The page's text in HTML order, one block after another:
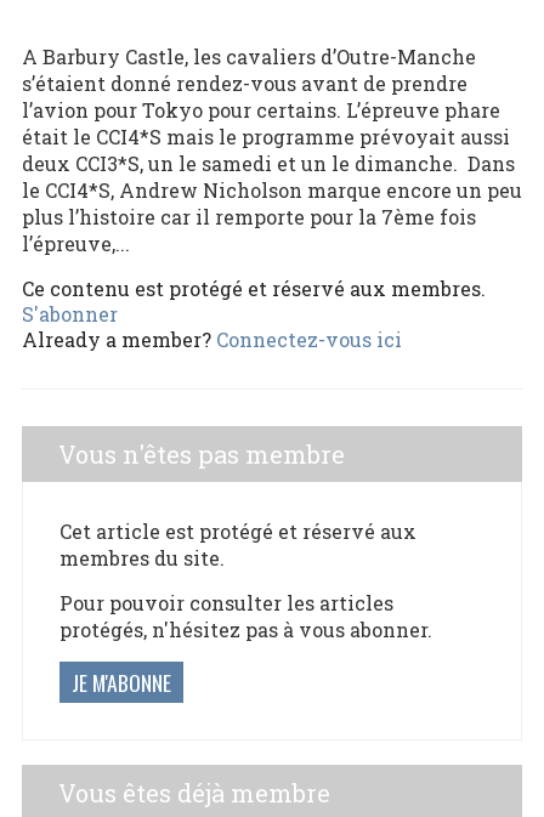
A Barbury Castle, les cavaliers d’Outre-Manche
s’étaient donné rendez-vous avant de prendre
l’avion pour Tokyo pour certains. L’épreuve phare
était le CCI4*S mais le programme prévoyait aussi
deux CCI3*S, un le samedi et un le dimanche. Dans
le CCI4*S, Andrew Nicholson marque encore un peu
plus l’histoire car il remporte pour la 7ème fois
l’épreuve,...
Ce contenu est protégé et réservé aux membres.
S'abonner
Already a member? Connectez-vous ici
Vous n'êtes pas membre
Cet article est protégé et réservé aux
membres du site.
Pour pouvoir consulter les articles
protégés, n'hésitez pas à vous abonner.
JE M'ABONNE
Vous êtes déjà membre